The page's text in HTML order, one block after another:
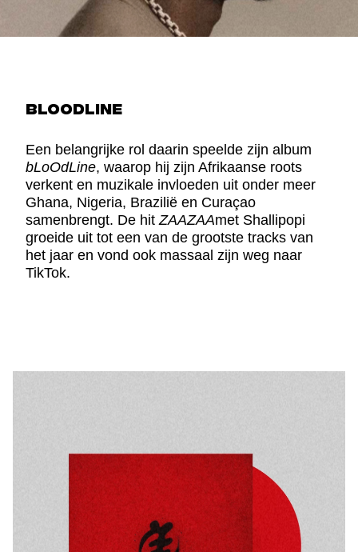
BLOODLINE
Een belangrijke rol daarin speelde zijn album
bLoOdLine, waarop hij zijn Afrikaanse roots
verkent en muzikale invloeden uit onder meer
Ghana, Nigeria, Brazilië en Curaçao
samenbrengt. De hitZAAZAAmet Shallipopi
groeide uit tot een van de grootste tracks van
het jaar en vond ook massaal zijn weg naar
TikTok.